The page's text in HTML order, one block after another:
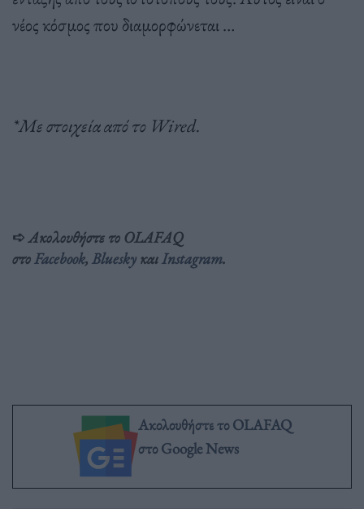
νέος κόσμος που διαμορφώνεται …
*Mε στοιχεία από το Wired.
➪ Ακολουθήστε το OLAFAQ
στοFacebook, Bluesky καιInstagram.
Ακολουθήστε το OLAFAQ
στο Google News